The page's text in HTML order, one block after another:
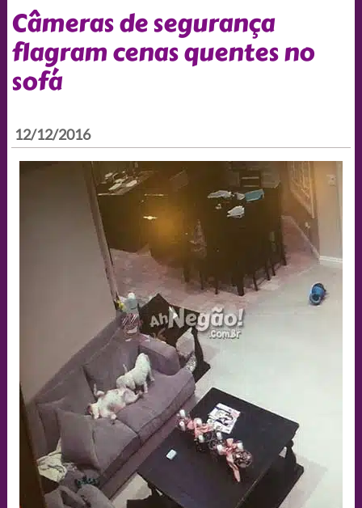
Câmeras de segurança
flagram cenas quentes no
sofá
12/12/2016